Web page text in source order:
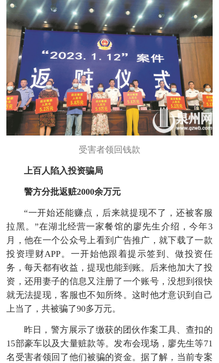
受害者领回钱款
上百人陷入投资骗局
警方分批返赃2000余万元
“一开始还能赚点，后来就提现不了，还被客服
拉黑。”在湖北经营一家餐馆的廖先生介绍，今年3
月，他在一个公众号上看到广告推广，就下载了一款
投资理财APP。一开始他跟着提示签到、做投资任
务，每天都有收益，提现也能到账。后来他加大了投
资，还用妻子的信息又注册了一个账号，没想到很快
就无法提现，客服也不知所终。这时他才意识到自己
上当了，共被骗了90多万元。
昨日，警方展示了缴获的团伙作案工具、查扣的
15部豪车以及大量赃款等。发布会现场，廖先生等71
名受害者领回了他们被骗的资金。据了解，当前专案